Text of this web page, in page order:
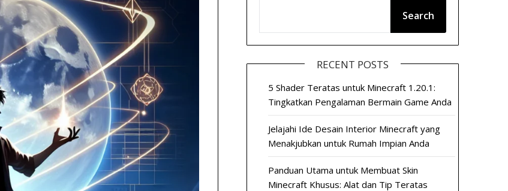
Search
RECENT POSTS
5 Shader Teratas untuk Minecraft 1.20.1:
Tingkatkan Pengalaman Bermain Game Anda
Jelajahi Ide Desain Interior Minecraft yang
Menakjubkan untuk Rumah Impian Anda
Panduan Utama untuk Membuat Skin
Minecraft Khusus: Alat dan Tip Teratas